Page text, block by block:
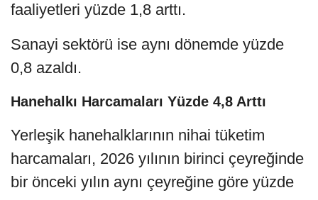
faaliyetleri yüzde 1,8 arttı.
Sanayi sektörü ise aynı dönemde yüzde
0,8 azaldı.
Hanehalkı Harcamaları Yüzde 4,8 Arttı
Yerleşik hanehalklarının nihai tüketim
harcamaları, 2026 yılının birinci çeyreğinde
bir önceki yılın aynı çeyreğine göre yüzde